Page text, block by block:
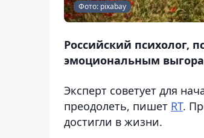
Фото: pixabay
Российский психолог,
эмоциональным
Эксперт советует для
преодолеть, пишет RT.
достигли в жизни.